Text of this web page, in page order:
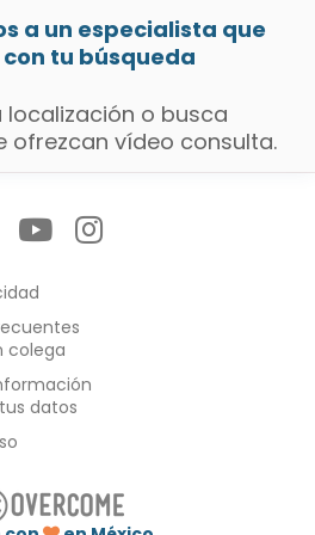
a un especialista que
tu búsqueda
o busca
ofrezcan vídeo consulta.
colega
datos